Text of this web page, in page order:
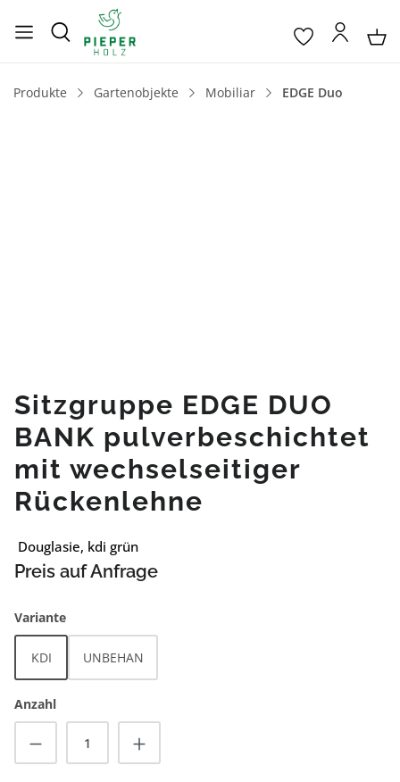
Produkte Gartenobjekte Mobiliar EDGE Duo
Sitzgruppe EDGE DUO
BANK pulverbeschichtet
mit wechselseitiger
Rückenlehne
Douglasie, kdi grün
Preis auf Anfrage
Varianteauswählen
KDI UNBEHAN
Anzahl
Produkt Anzahl: Gib den gewünschten